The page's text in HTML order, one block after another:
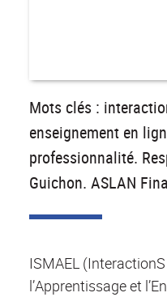
Mots clés :
enseignement en
professionnalité.
Guichon. ASLAN
ISMAEL
l’Apprentissage et